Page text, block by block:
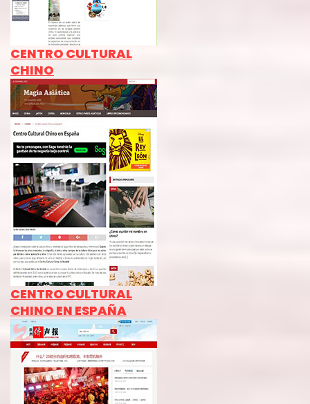
CENTRO CULTURAL
CHINO
CENTRO CULTURAL
CHINO EN ESPAÑA